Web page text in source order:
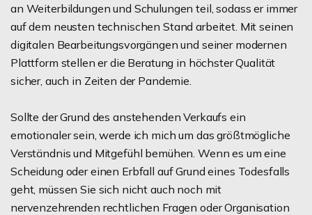
an Weiterbildungen und Schulungen teil, sodass er immer
auf dem neusten technischen Stand arbeitet. Mit seinen
digitalen Bearbeitungsvorgängen und seiner modernen
Plattform stellen er die Beratung in höchster Qualität
sicher, auch in Zeiten der Pandemie.
Sollte der Grund des anstehenden Verkaufs ein
emotionaler sein, werde ich mich um das größtmögliche
Verständnis und Mitgefühl bemühen. Wenn es um eine
Scheidung oder einen Erbfall auf Grund eines Todesfalls
geht, müssen Sie sich nicht auch noch mit
nervenzehrenden rechtlichen Fragen oder Organisation